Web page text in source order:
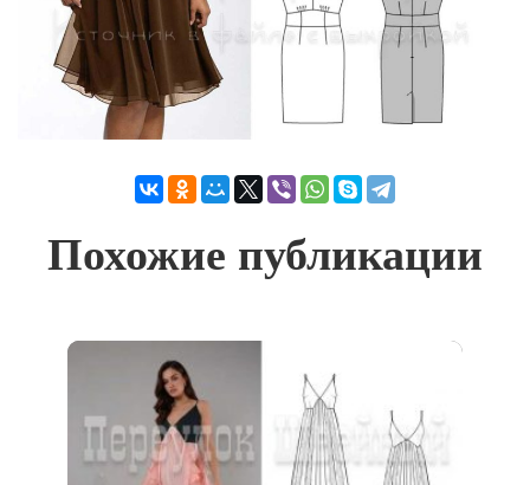
Похожие публикации